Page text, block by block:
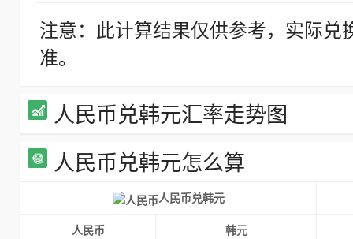
注意：此计算结果仅供参考，实际
准。
人民币兑韩元汇率走势图
人民币兑韩元怎么算
人民币兑韩元
人民币
韩元